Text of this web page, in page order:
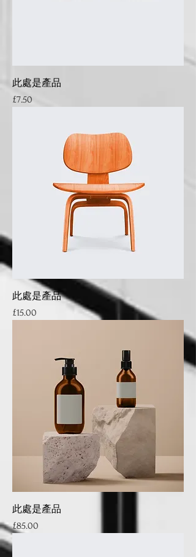
此處是產品
Price
£7.50
此處是產品
Price
£15.00
此處是產品
Price
£85.00